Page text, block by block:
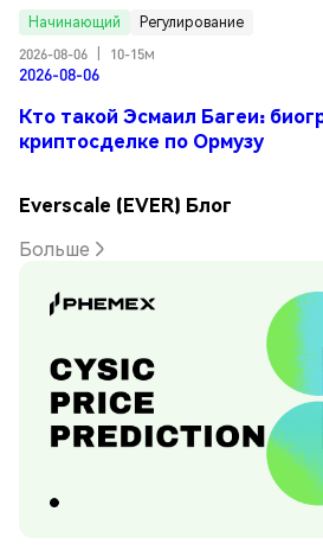
Начинающий
Регулирование
2026-08-06
10-15м
2026-08-06
Кто такой Эсмаил Багеи:
криптосделке по Ормузу
Everscale (EVER) Блог
Больше